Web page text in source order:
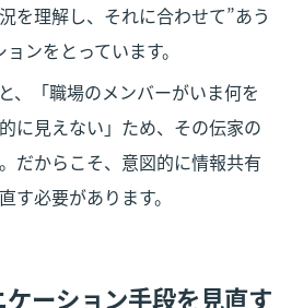
を理解し、それに合わせて”あう
ンをとっています。
、「職場のメンバーがいま何を
に見えない」ため、その伝家の
だからこそ、意図的に情報共有
す必要があります。
ーション手段を見直す